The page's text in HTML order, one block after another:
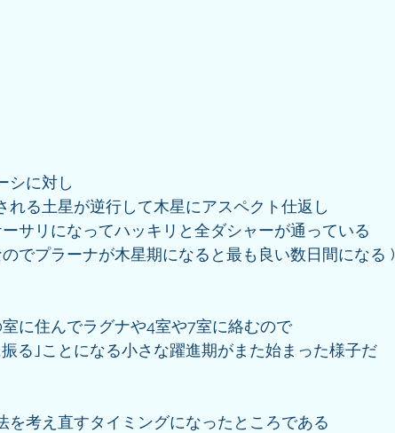
シに対し
る土星が逆行して木星にアスペクト仕返し
サリになってハッキリと全ダシャーが通っている
でプラーナが木星期になると最も良い数日間になる )
に住んでラグナや4室や7室に絡むので
る｣ことになる小さな躍進期がまた始まった様子だ
を考え直すタイミングになったところである